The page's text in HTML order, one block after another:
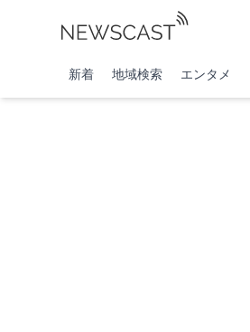
新着 地域検索 エンタメ